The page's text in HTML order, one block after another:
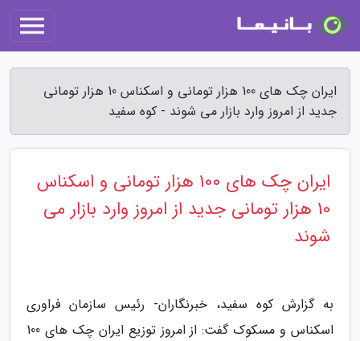
ایران چک های 100 هزار تومانی و اسکناس 10 هزار تومانی
جدید از امروز وارد بازار می شوند - کوه سفید
ایران چک های 100 هزار تومانی و اسکناس
10 هزار تومانی جدید از امروز وارد بازار می
شوند
به گزارش کوه سفید، خبرنگاران- رئیس سازمان فراوری
اسکناس و مسکوک گفت: از امروز توزیع ایران چک های 100